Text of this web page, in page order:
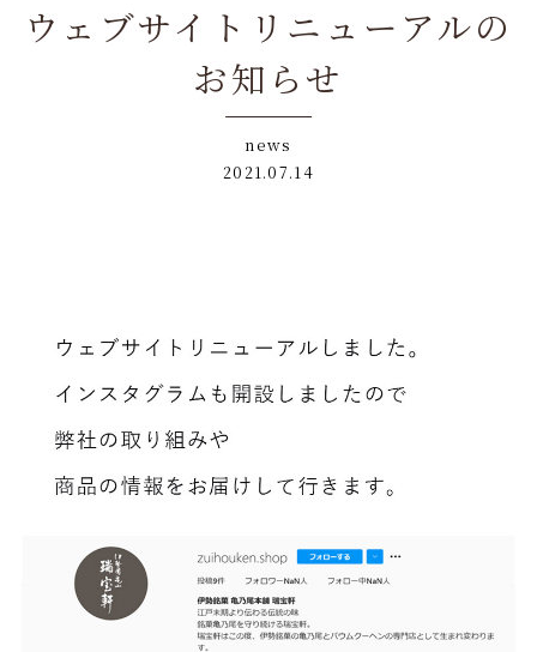
ウェブサイトリニューアルの
お知らせ
news
2021.07.14